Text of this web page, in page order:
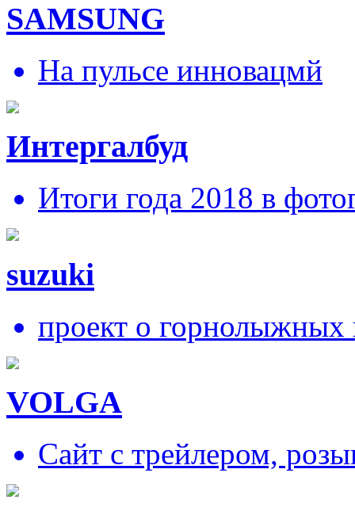
SAMSUNG
На пульсе инновацмй
Интергалбуд
Итоги года 2018 в
suzuki
проект о горнолыжных
VOLGA
Сайт с трейлером,